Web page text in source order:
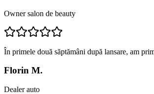
Owner salon de beauty
În primele două săptămâni după lansare, am
Florin M.
Dealer auto